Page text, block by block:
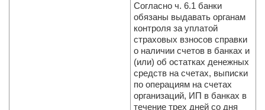
Согласно ч. 6.1 банки
обязаны выдавать органам
контроля за уплатой
страховых взносов справки
о наличии счетов в банках и
(или) об остатках денежных
средств на счетах, выписки
по операциям на счетах
организаций, ИП в банках в
течение трех дней со дня